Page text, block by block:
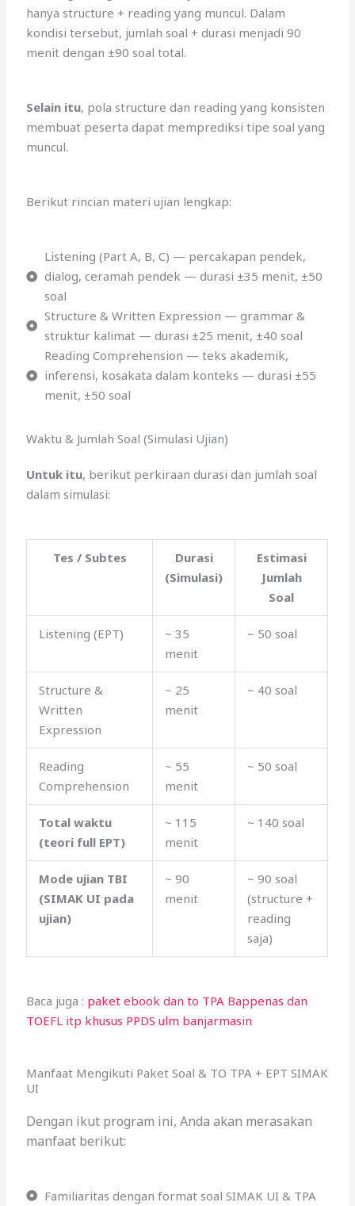
hanya structure + reading yang muncul. Dalam
kondisi tersebut, jumlah soal + durasi menjadi 90
menit dengan ±90 soal total.
Selain itu, pola structure dan reading yang konsisten
membuat peserta dapat memprediksi tipe soal yang
muncul.
Berikut rincian materi ujian lengkap:
Listening (Part A, B, C) — percakapan pendek,
dialog, ceramah pendek — durasi ±35 menit, ±50
soal
Structure & Written Expression — grammar &
struktur kalimat — durasi ±25 menit, ±40 soal
Reading Comprehension — teks akademik,
inferensi, kosakata dalam konteks — durasi ±55
menit, ±50 soal
Waktu & Jumlah Soal (Simulasi Ujian)
Untuk itu, berikut perkiraan durasi dan jumlah soal
dalam simulasi:
Tes / Subtes
Durasi
(Simulasi)
Estimasi
Jumlah
Soal
Listening (EPT)
~ 35
menit
~ 50 soal
Structure &
Written
Expression
~ 25
menit
~ 40 soal
Reading
Comprehension
~ 55
menit
~ 50 soal
Total waktu
(teori full EPT)
~ 115
menit
~ 140 soal
Mode ujian TBI
(SIMAK UI pada
ujian)
~ 90
menit
~ 90 soal
(structure +
reading
saja)
Baca juga : paket ebook dan to TPA Bappenas dan
TOEFL itp khusus PPDS ulm banjarmasin
Manfaat Mengikuti Paket Soal & TO TPA + EPT SIMAK
UI
Dengan ikut program ini, Anda akan merasakan
manfaat berikut:
Familiaritas dengan format soal SIMAK UI & TPA